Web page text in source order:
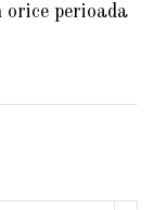
perioada